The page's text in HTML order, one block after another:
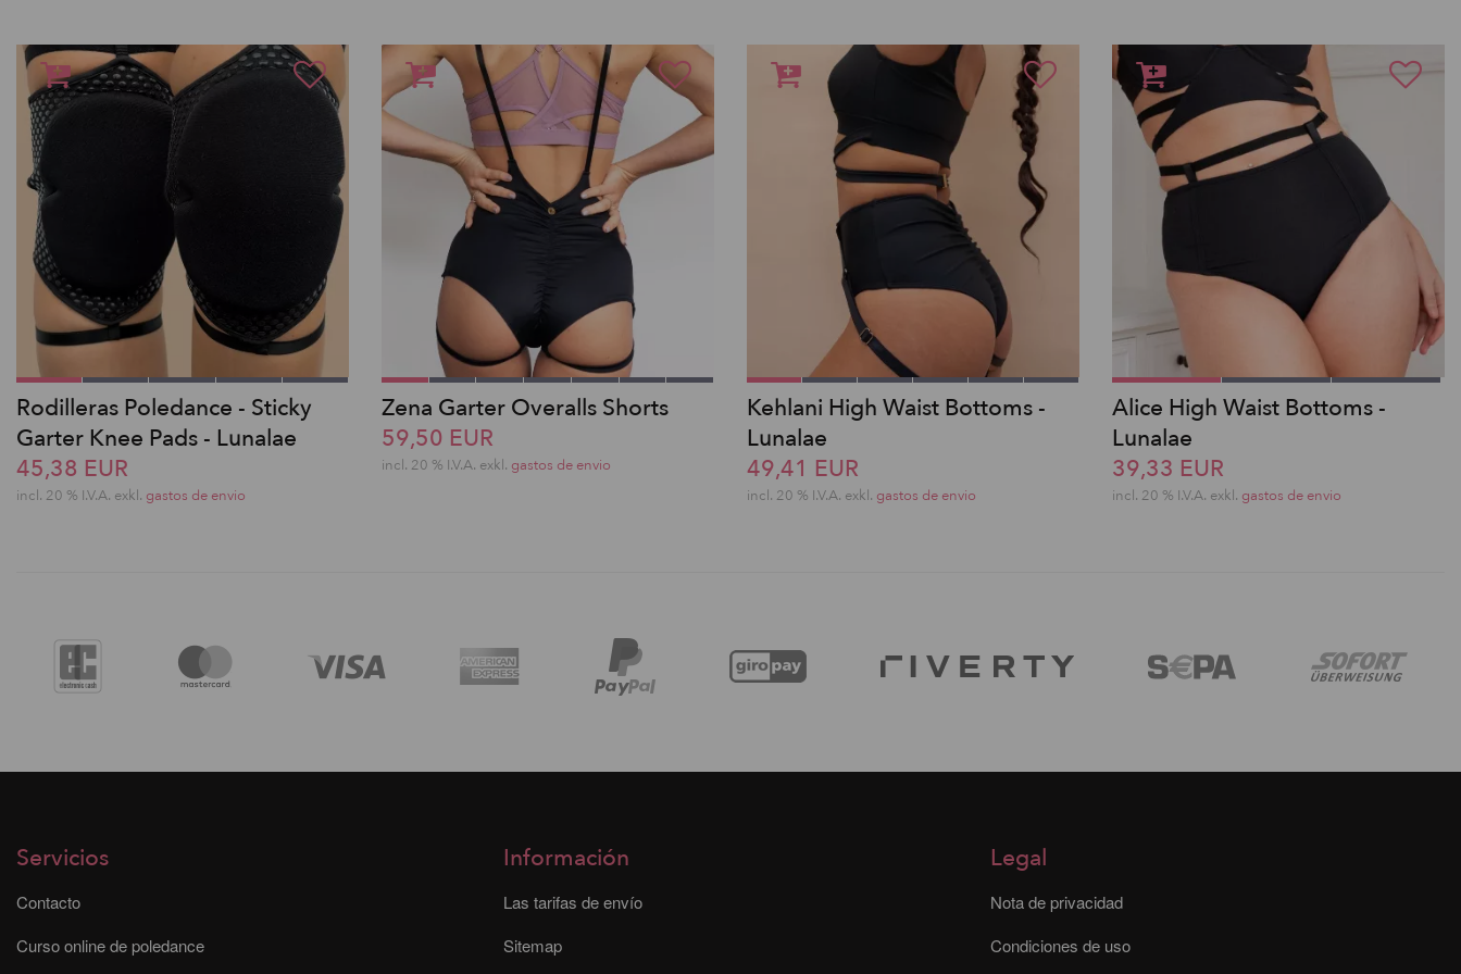
Rodilleras Poledance - Sticky
Garter Knee Pads - Lunalae
45,38 EUR
incl. 20 % I.V.A. exkl. gastos de envio
Zena Garter Overalls Shorts
59,50 EUR
incl. 20 % I.V.A. exkl. gastos de envio
Kehlani High Waist Bottoms -
Lunalae
49,41 EUR
incl. 20 % I.V.A. exkl. gastos de envio
Alice High Waist Bottoms -
Lunalae
39,33 EUR
incl. 20 % I.V.A. exkl. gastos de envio
Servicios
Contacto
Curso online de poledance
Información
Las tarifas de envío
Sitemap
Legal
Nota de privacidad
Condiciones de uso